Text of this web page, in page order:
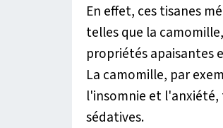
En effet, ces tisanes
telles que la
propriétés apaisantes
La camomille, par
l'insomnie et l'anxiété,
sédatives.